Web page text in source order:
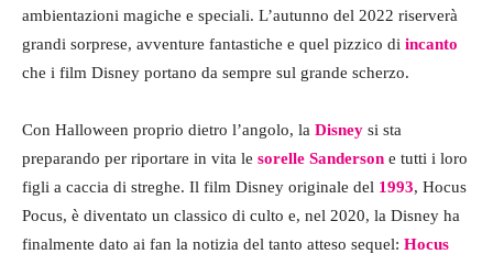
ambientazioni magiche e speciali. L’autunno del 2022 riserverà
grandi sorprese, avventure fantastiche e quel pizzico di incanto
che i film Disney portano da sempre sul grande scherzo.
Con Halloween proprio dietro l’angolo, la Disney si sta
preparando per riportare in vita le sorelle Sanderson e tutti i loro
figli a caccia di streghe. Il film Disney originale del 1993, Hocus
Pocus, è diventato un classico di culto e, nel 2020, la Disney ha
finalmente dato ai fan la notizia del tanto atteso sequel: Hocus